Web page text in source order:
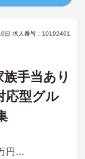
日 求人番号：10192461
族手当あり
応型グル
月収 16.7万円～23.0万円程度※諸手当込